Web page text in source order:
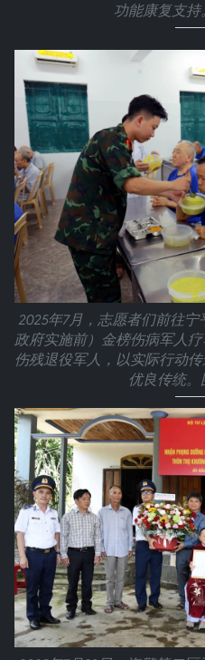
功能康复支
2025年7月，志愿者们前往
政府实施前）金榜伤病军人
伤残退役军人，以实际行动
优良传统